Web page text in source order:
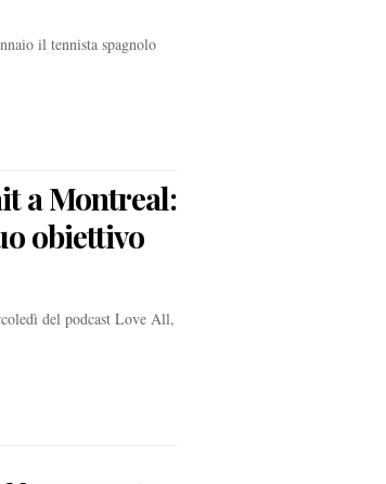
il tennista spagnolo
a Montreal:
obiettivo
del podcast Love All,